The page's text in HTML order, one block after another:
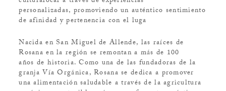
personalizadas, promoviendo un auténtico sentimiento
de afinidad y pertenencia con el luga
Nacida en San Miguel de Allende, las raíces de
Rosana en la región se remontan a más de 100
años de historia. Como una de las fundadoras de la
granja Vía Orgánica, Rosana se dedica a promover
una alimentación saludable a través de la agricultura